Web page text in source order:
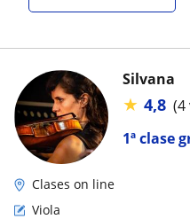
1ª clase
Silvana
★ 4,8 (4
Clases on line
Viola